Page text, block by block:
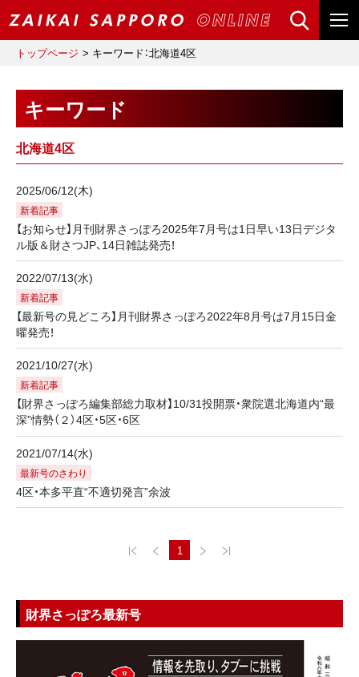
トップページ キーワード：北海道4区
キーワード
北海道4区
2025/06/12(木)
新着記事
【お知らせ】月刊財界さっぽろ2025年7月号は1日早い13日デジタ
ル版＆財さつJP、14日雑誌発売！
2022/07/13(水)
新着記事
【最新号の見どころ】月刊財界さっぽろ2022年8月号は7月15日金
曜発売！
2021/10/27(水)
新着記事
【財界さっぽろ編集部総力取材】10/31投開票・衆院選北海道内“最
深”情勢（２）4区・5区・6区
2021/07/14(水)
最新号のさわり
4区・本多平直“不適切発言”余波
1
財界さっぽろ最新号